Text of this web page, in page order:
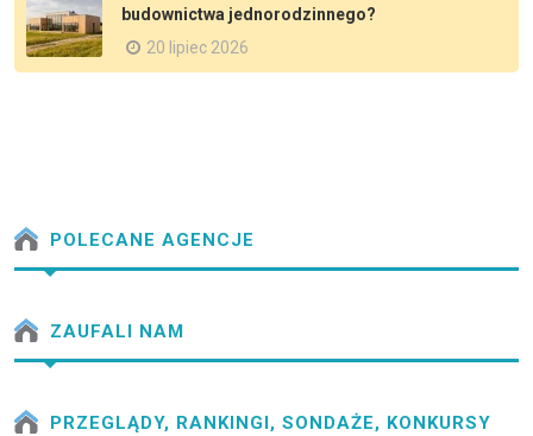
budownictwa jednorodzinnego?
20 lipiec 2026
POLECANE AGENCJE
ZAUFALI NAM
PRZEGLĄDY, RANKINGI, SONDAŻE, KONKURSY